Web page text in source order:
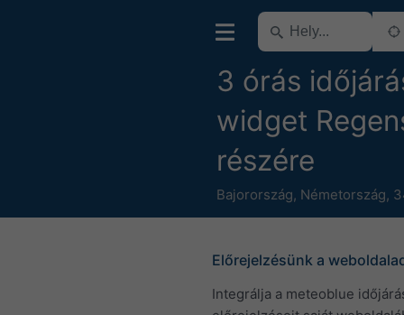
3 órás
widget
részére
Bajorország, Németország,
Előrejelzésünk a
Integrálja a meteoblue